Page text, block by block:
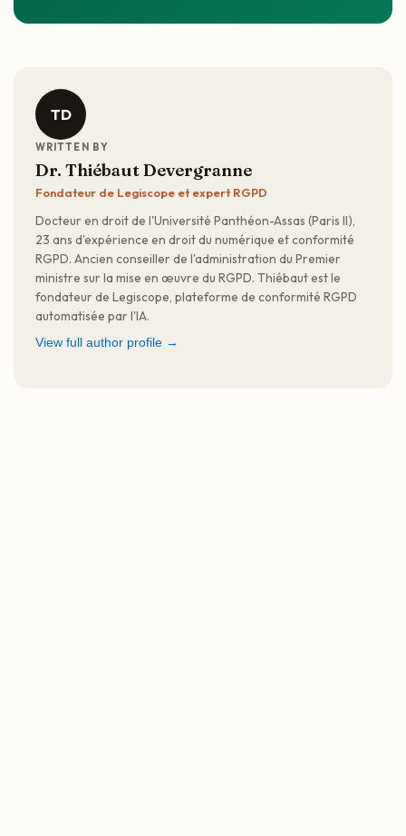
TD
WRITTEN BY
Dr. Thiébaut Devergranne
Fondateur de Legiscope et expert RGPD
Docteur en droit de l'Université Panthéon-Assas (Paris II),
23 ans d'expérience en droit du numérique et conformité
RGPD. Ancien conseiller de l'administration du Premier
ministre sur la mise en œuvre du RGPD. Thiébaut est le
fondateur de Legiscope, plateforme de conformité RGPD
automatisée par l'IA.
View full author profile →